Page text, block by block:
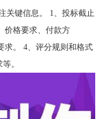
关键信息。 1、投标截止
价格要求、付款方
求。 4、评分规则和格式
。